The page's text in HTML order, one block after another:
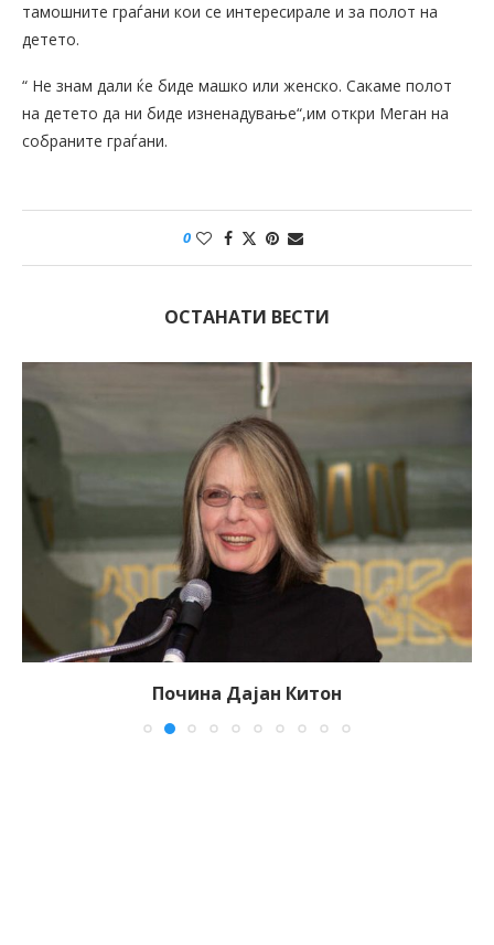
тамошните граѓани кои се интересирале и за полот на
детето.
“ Не знам дали ќе биде машко или женско. Сакаме полот
на детето да ни биде изненадување“,им откри Меган на
собраните граѓани.
0
ОСТАНАТИ ВЕСТИ
Почина Дајан Китон